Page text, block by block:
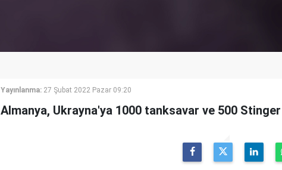
Yayınlanma: 27 Şubat 2022 Pazar 09:20
Almanya, Ukrayna'ya 1000 tanksavar ve 500